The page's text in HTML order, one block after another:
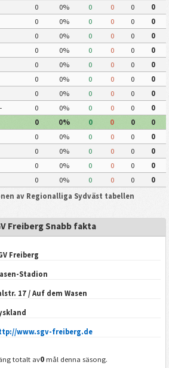
0 0% 0 0 0
0
0 0% 0 0 0
0
0 0% 0 0 0
0
0 0% 0 0 0
0
0 0% 0 0 0
0
0 0% 0 0 0
0
0 0% 0 0 0
0
0 0% 0 0 0
0
0 0% 0 0 0
0
0 0% 0 0 0
0
0 0% 0 0 0
0
0 0% 0 0 0
0
0 0% 0 0 0
0
av Regionalliga Sydväst tabellen
Freiberg Snabb fakta
Freiberg
Stadion
17 / Auf dem Wasen
www.sgv-freiberg.de
totalt av0 mål denna säsong.